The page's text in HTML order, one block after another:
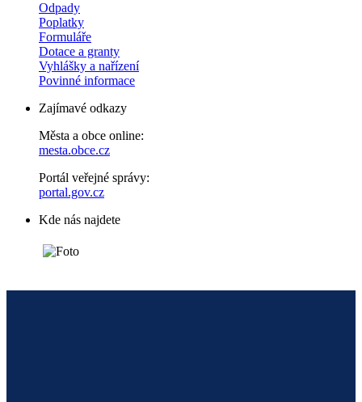
Odpady
Poplatky
Formuláře
Dotace a granty
Vyhlášky a nařízení
Povinné informace
Zajímavé odkazy
Města a obce online:
mesta.obce.cz
Portál veřejné správy:
portal.gov.cz
Kde nás najdete